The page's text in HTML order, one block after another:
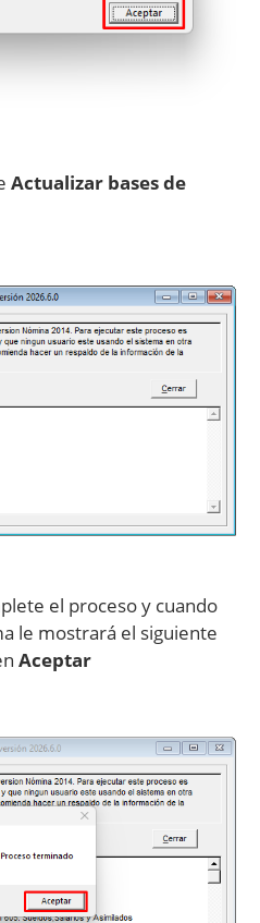
Actualizar bases de
el proceso y cuando
le mostrará el siguiente
Aceptar